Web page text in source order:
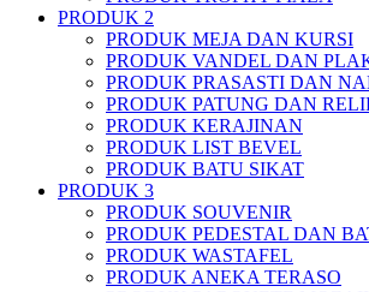
PRODUK 2
PRODUK MEJA DAN KURSI
PRODUK VANDEL DAN
PRODUK PRASASTI DAN
PRODUK PATUNG DAN
PRODUK KERAJINAN
PRODUK LIST BEVEL
PRODUK BATU SIKAT
PRODUK 3
PRODUK SOUVENIR
PRODUK PEDESTAL DAN
PRODUK WASTAFEL
PRODUK ANEKA TERASO